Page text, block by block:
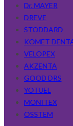
Dr. MAYER
DREVE
STODDARD
KOMET
VELOPEX
AKZENTA
GOOD DRS
YOTUEL
MONITEX
OSSTEM